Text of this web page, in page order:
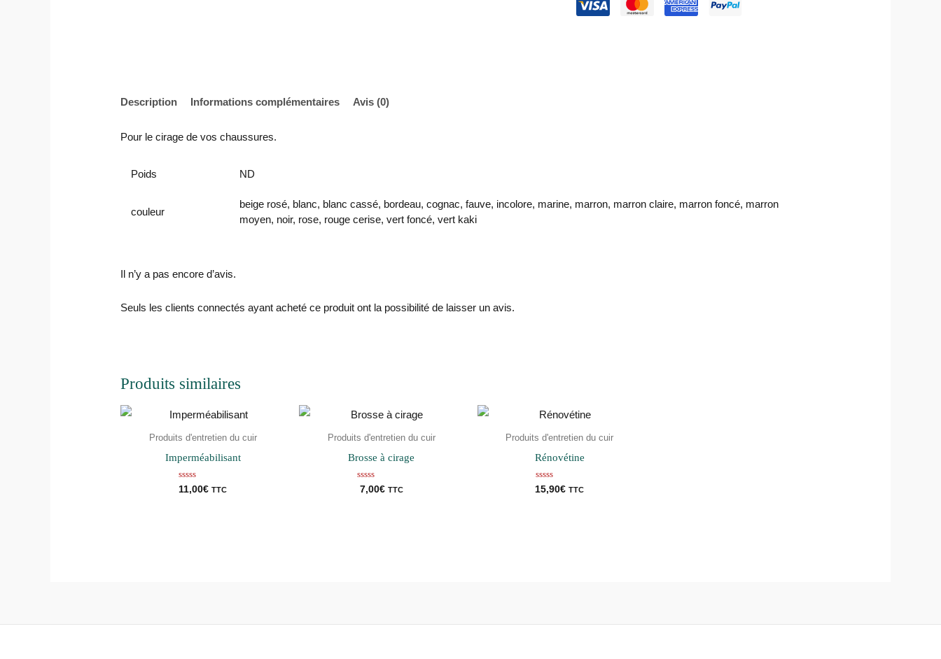
Description Informations complémentaires Avis (0)
Pour le cirage de vos chaussures.
Poids ND
couleur
beige rosé, blanc, blanc cassé, bordeau, cognac, fauve, incolore, marine, marron, marron claire, marron foncé, marron
moyen, noir, rose, rouge cerise, vert foncé, vert kaki
Il n’y a pas encore d’avis.
Seuls les clients connectés ayant acheté ce produit ont la possibilité de laisser un avis.
Produits similaires
Produits d'entretien du cuir
Imperméabilisant
Note
11,00€ TTC
Produits d'entretien du cuir
Brosse à cirage
Note
7,00€ TTC
Produits d'entretien du cuir
Rénovétine
Note
15,90€ TTC